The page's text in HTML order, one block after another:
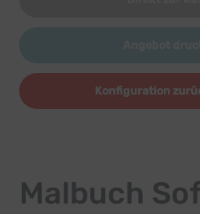
Konfiguration
Malbuch